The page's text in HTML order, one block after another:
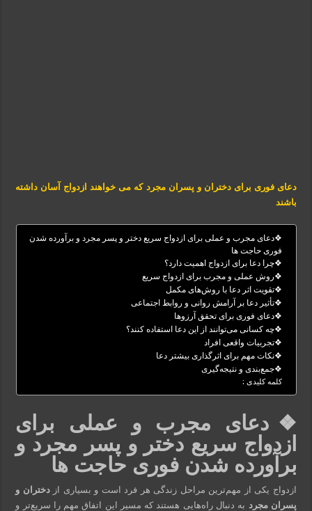
دعای فوری برای دختران و پسران مجرد که می‌ خواهند ازدواج آسان داشته
باشند
❖دعای مجرب و عملی برای ازدواج سریع دختر و پسر مجرد و برآورده شدن
فوری حاجت‌ ها
❖چرا دعا برای ازدواج اهمیت دارد؟
❖روش عملی و مجرب برای ازدواج سریع
❖تقویت اثر دعا با روش‌های مکمل
❖تأثیر دعا بر آرامش روانی و روابط اجتماعی
❖دعای فوری برای تحقق آرزوها
❖چه کسانی می‌توانند از این دعا استفاده کنند؟
❖تجربیات واقعی افراد
❖نکات مهم برای اثرگذاری بیشتر دعا
❖جمع‌بندی و نتیجه‌گیری
کلمه کلیدی :
❖دعای مجرب و عملی برای
ازدواج سریع دختر و پسر مجرد و
برآورده شدن فوری حاجت‌ ها
ازدواج یکی از مهم‌ترین مراحل زندگی هر فرد است و بسیاری ازدختران و
پسران مجرد به دنبال راه‌هایی هستند که مسیر این اتفاق مهم را سریع‌تر و